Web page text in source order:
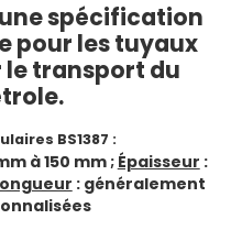
une spécification
pour les tuyaux
le transport du
BS1387 :
à 150 mm ; Épaisseur :
: généralement